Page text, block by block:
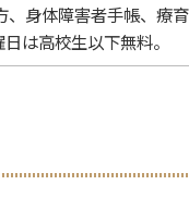
身体障害者手帳、療
は高校生以下無料。